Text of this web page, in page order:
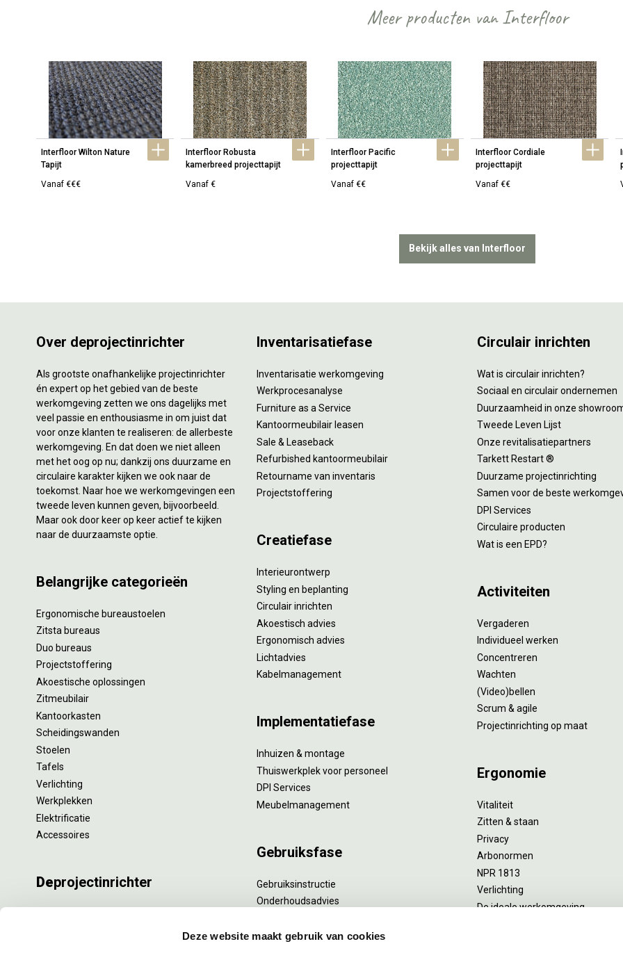
Deze website maakt gebruik van cookies
Meer producten van Interfloor
Interfloor Wilton Nature
Tapijt
Vanaf €€€
Interfloor Robusta
kamerbreed projecttapijt
Vanaf €
Interfloor Pacific
projecttapijt
Vanaf €€
Interfloor Cordiale
projecttapijt
Vanaf €€
Bekijk alles van Interfloor
Over deprojectinrichter
Als grootste onafhankelijke projectinrichter
én expert op het gebied van de beste
werkomgeving zetten we ons dagelijks met
veel passie en enthousiasme in om juist dat
voor onze klanten te realiseren: de allerbeste
werkomgeving. En dat doen we niet alleen
met het oog op nu; dankzij ons duurzame en
circulaire karakter kijken we ook naar de
toekomst. Naar hoe we werkomgevingen een
tweede leven kunnen geven, bijvoorbeeld.
Maar ook door keer op keer actief te kijken
naar de duurzaamste optie.
Belangrijke categorieën
Ergonomische bureaustoelen
Zitsta bureaus
Duo bureaus
Projectstoffering
Akoestische oplossingen
Zitmeubilair
Kantoorkasten
Scheidingswanden
Stoelen
Tafels
Verlichting
Werkplekken
Elektrificatie
Accessoires
Deprojectinrichter
Inventarisatiefase
Inventarisatie werkomgeving
Werkprocesanalyse
Furniture as a Service
Kantoormeubilair leasen
Sale & Leaseback
Refurbished kantoormeubilair
Retourname van inventaris
Projectstoffering
Creatiefase
Interieurontwerp
Styling en beplanting
Circulair inrichten
Akoestisch advies
Ergonomisch advies
Lichtadvies
Kabelmanagement
Implementatiefase
Inhuizen & montage
Thuiswerkplek voor personeel
DPI Services
Meubelmanagement
Gebruiksfase
Gebruiksinstructie
Onderhoudsadvies
Specialistische reiniging
Circulair inrichten
Wat is circulair inrichten?
Sociaal en circulair ondernemen
Duurzaamheid in onze
Tweede Leven Lijst
Onze revitalisatiepartners
Tarkett Restart ®
Duurzame projectinrichting
Samen voor de beste
DPI Services
Circulaire producten
Wat is een EPD?
Activiteiten
Vergaderen
Individueel werken
Concentreren
Wachten
(Video)bellen
Scrum & agile
Projectinrichting op maat
Ergonomie
Vitaliteit
Zitten & staan
Privacy
Arbonormen
NPR 1813
Verlichting
De ideale werkomgeving